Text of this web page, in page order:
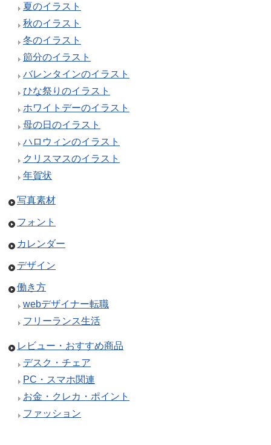
夏のイラスト
秋のイラスト
冬のイラスト
節分のイラスト
バレンタインのイラスト
ひな祭りのイラスト
ホワイトデーのイラスト
母の日のイラスト
ハロウィンのイラスト
クリスマスのイラスト
年賀状
写真素材
フォント
カレンダー
デザイン
働き方
webデザイナー転職
フリーランス生活
レビュー・おすすめ商品
デスク・チェア
PC・スマホ関連
お金・クレカ・ポイント
ファッション